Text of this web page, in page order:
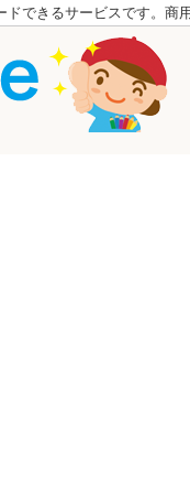
できるサービスです。